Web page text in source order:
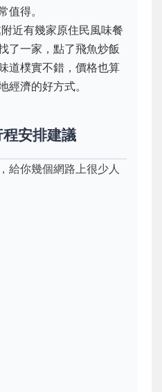
值得。
近有幾家原住民風味餐
了一家，點了飛魚炒飯
道樸實不錯，價格也算
經濟的好方式。
安排建議
給你幾個網路上很少人